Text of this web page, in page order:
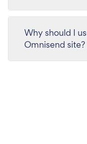
Why should I
Omnisend site?